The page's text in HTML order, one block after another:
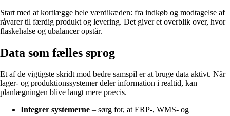
Start med at kortlægge hele værdikæden: fra indkøb og modtagelse af
råvarer til færdig produkt og levering. Det giver et overblik over, hvor
flaskehalse og ubalancer opstår.
Data som fælles sprog
Et af de vigtigste skridt mod bedre samspil er at bruge data aktivt. Når
lager- og produktionssystemer deler information i realtid, kan
planlægningen blive langt mere præcis.
Integrer systemerne – sørg for, at ERP-, WMS- og